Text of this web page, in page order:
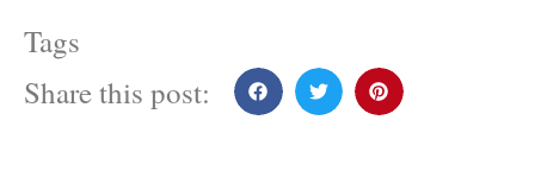
Tags
Share this post: